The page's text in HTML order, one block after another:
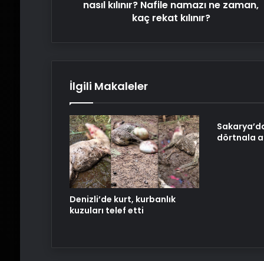
zaman,nasıl kılınır? Nafile namazı ne zaman,
kaç rekat kılınır?
İlgili Makaleler
Denizli’de kurt, kurbanlık
kuzuları telef etti
dörtnala